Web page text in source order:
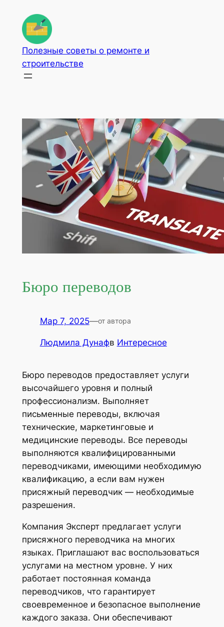
содержимому
Полезные советы о ремонте и
строительстве
Бюро переводов
Мар 7, 2025—от автора
Людмила Дунафв Интересное
Бюро переводов предоставляет услуги
высочайшего уровня и полный
профессионализм. Выполняет
письменные переводы, включая
технические, маркетинговые и
медицинские переводы. Все переводы
выполняются квалифицированными
переводчиками, имеющими необходимую
квалификацию, а если вам нужен
присяжный переводчик — необходимые
разрешения.
Компания Эксперт предлагает услуги
присяжного переводчика на многих
языках. Приглашают вас воспользоваться
услугами на местном уровне. У них
работает постоянная команда
переводчиков, что гарантирует
своевременное и безопасное выполнение
каждого заказа. Они обеспечивают